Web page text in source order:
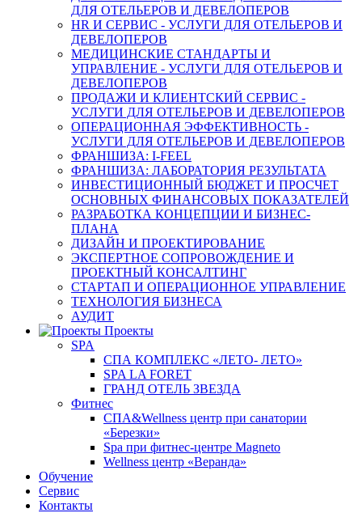
ДЛЯ ОТЕЛЬЕРОВ И ДЕВЕЛОПЕРОВ
HR И СЕРВИС - УСЛУГИ ДЛЯ ОТЕЛЬЕРОВ И
ДЕВЕЛОПЕРОВ
МЕДИЦИНСКИЕ СТАНДАРТЫ И
УПРАВЛЕНИЕ - УСЛУГИ ДЛЯ ОТЕЛЬЕРОВ И
ДЕВЕЛОПЕРОВ
ПРОДАЖИ И КЛИЕНТСКИЙ СЕРВИС -
УСЛУГИ ДЛЯ ОТЕЛЬЕРОВ И ДЕВЕЛОПЕРОВ
ОПЕРАЦИОННАЯ ЭФФЕКТИВНОСТЬ -
УСЛУГИ ДЛЯ ОТЕЛЬЕРОВ И ДЕВЕЛОПЕРОВ
ФРАНШИЗА: I-FEEL
ФРАНШИЗА: ЛАБОРАТОРИЯ РЕЗУЛЬТАТА
ИНВЕСТИЦИОННЫЙ БЮДЖЕТ И ПРОСЧЕТ
ОСНОВНЫХ ФИНАНСОВЫХ ПОКАЗАТЕЛЕЙ
РАЗРАБОТКА КОНЦЕПЦИИ И БИЗНЕС-
ПЛАНА
ДИЗАЙН И ПРОЕКТИРОВАНИЕ
ЭКСПЕРТНОЕ СОПРОВОЖДЕНИЕ И
ПРОЕКТНЫЙ КОНСАЛТИНГ
СТАРТАП И ОПЕРАЦИОННОЕ УПРАВЛЕНИЕ
ТЕХНОЛОГИЯ БИЗНЕСА
АУДИТ
Проекты
SPA
СПА КОМПЛЕКС «ЛЕТО- ЛЕТО»
SPA LA FORET
ГРАНД ОТЕЛЬ ЗВЕЗДА
Фитнес
СПА&Wellness центр при санатории
«Березки»
Spa при фитнес-центре Magneto
Wellness центр «Веранда»
Обучение
Сервис
Контакты